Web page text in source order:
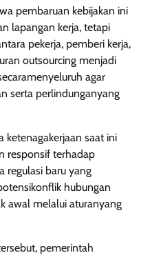
pembaruan kebijakan ini
lapangan kerja, tetapi
pekerja, pemberi kerja,
outsourcing menjadi
agar
serta perlindunganyang
ketenagakerjaan saat ini
responsif terhadap
regulasi baru yang
hubungan
awal melalui aturanyang
pemerintah